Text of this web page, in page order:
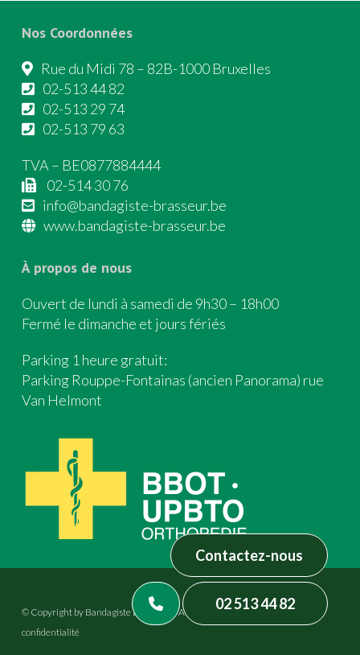
Nos Coordonnées
Rue du Midi 78 – 82B-1000 Bruxelles
02-513 44 82
02-513 29 74
02-513 79 63
TVA – BE0877884444
02-514 30 76
info@bandagiste-brasseur.be
www.bandagiste-brasseur.be
À propos de nous
Ouvert de lundi à samedi de 9h30 – 18h00
Fermé le dimanche et jours fériés
Parking 1 heure gratuit:
Parking Rouppe-Fontainas (ancien Panorama) rue
Van Helmont
© Copyright by Bandagiste Brasseur – All rights reserved –
Politique de
confidentialité
Contactez-nous
02 513 44 82